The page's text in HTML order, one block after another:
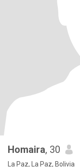
Homaira, 30
La Paz, La Paz, Bolivia